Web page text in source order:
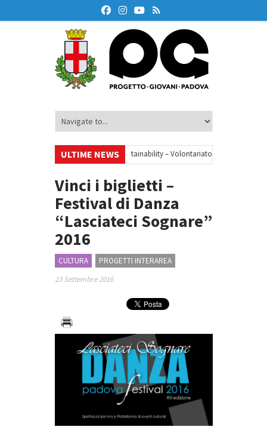
ULTIME NEWS
Your small steps towards sustainability – Volontariato europeo a Padova
• Oxford Debate Lab – Borse di studio 2026/27
Vinci i biglietti –
Festival di Danza
“Lasciateci Sognare”
2016
CULTURA
PROGETTI INTERAREA
23 Settembre 2016